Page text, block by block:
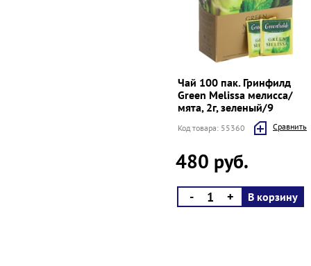
Чай 100 пак. Гринфилд
Green Melissa мелисса/
мята, 2г, зеленый/9
Код товара: 55360 Cравнить
480 руб.
- + В корзину